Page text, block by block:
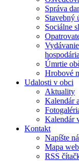
Správa
Stavebný
Sociálne
Úmrtie
Hrobové
Udalosti v obci
Aktuality
Kalendár
Kalendár
Kontakt
Napíšte
Mapa
RSS